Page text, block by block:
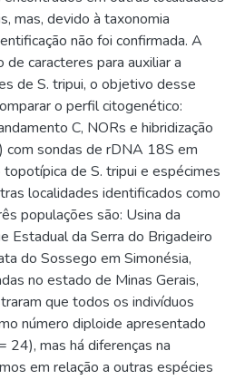
mas, devido à taxonomia
não foi confirmada. A
caracteres para auxiliar a
de S. tripui, o objetivo desse
o perfil citogenético:
C, NORs e hibridização
com sondas de rDNA 18S em
de S. tripui e espécimes
localidades identificados como
populações são: Usina da
Estadual da Serra do Brigadeiro
do Sossego em Simonésia,
no estado de Minas Gerais,
que todos os indivíduos
número diploide apresentado
24), mas há diferenças na
em relação a outras espécies